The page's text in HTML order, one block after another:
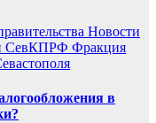
Новости
СевКПРФ Фракция
в